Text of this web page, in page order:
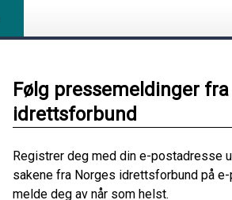
Følg pressemeldinger
idrettsforbund
Registrer deg med din e-postadresse
sakene fra Norges idrettsforbund på
melde deg av når som helst.